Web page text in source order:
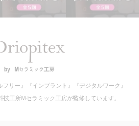
フリー』『インプラント』『デジタルワーク』
技工所Mセラミック工房が監修しています。